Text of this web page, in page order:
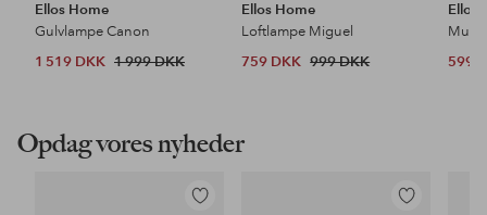
Ellos Home
Gulvlampe Canon
1 519 DKK 1 999 DKK
Ellos Home
Loftlampe Miguel
759 DKK 999 DKK
Ellos
599
Opdag vores nyheder
Tilføj
Tilføj